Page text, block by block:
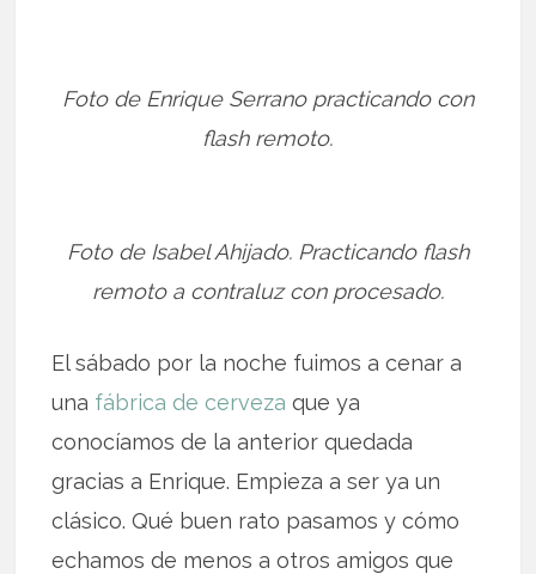
Foto de Enrique Serrano practicando con
flash remoto.
Foto de Isabel Ahijado. Practicando flash
remoto a contraluz con procesado.
El sábado por la noche fuimos a cenar a
una fábrica de cerveza que ya
conocíamos de la anterior quedada
gracias a Enrique. Empieza a ser ya un
clásico. Qué buen rato pasamos y cómo
echamos de menos a otros amigos que